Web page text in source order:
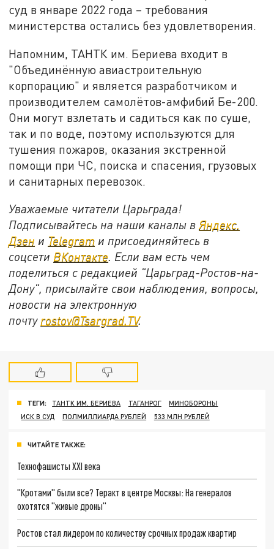
суд в январе 2022 года – требования
министерства остались без удовлетворения.
Напомним, ТАНТК им. Бериева входит в
"Объединённую авиастроительную
корпорацию" и является разработчиком и
производителем самолётов-амфибий Бе-200.
Они могут взлетать и садиться как по суше,
так и по воде, поэтому используются для
тушения пожаров, оказания экстренной
помощи при ЧС, поиска и спасения, грузовых
и санитарных перевозок.
Уважаемые читатели Царьграда!
Подписывайтесь на наши каналы вЯндекс.
Дзен и Telegram и присоединяйтесь в
соцсети ВКонтакте. Если вам есть чем
поделиться с редакцией "Царьград-Ростов-на-
Дону", присылайте свои наблюдения, вопросы,
новости на электронную
почту rostov@Tsargrad.ТV.
ТЕГИ: ТАНТК ИМ. БЕРИЕВА ТАГАНРОГ
МИНОБОРОНЫ
ИСК В СУД
ПОЛМИЛЛИАРДА РУБЛЕЙ 533 МЛН РУБЛЕЙ
ЧИТАЙТЕ ТАКЖЕ:
Технофашисты XXI века
"Кротами" были все? Теракт в центре Москвы: На генералов
охотятся "живые дроны"
Ростов стал лидером по количеству срочных продаж квартир